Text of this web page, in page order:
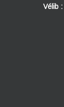
Vélib :